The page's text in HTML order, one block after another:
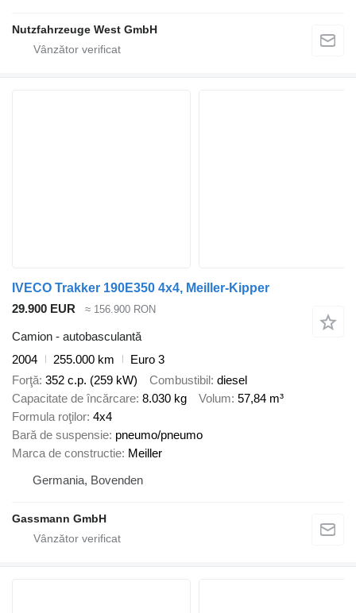
Nutzfahrzeuge West GmbH
IVECO Trakker 190E350 4x4, Meiller-Kipper
29.900 EUR
≈ 156.900 RON
Camion - autobasculantă
2004
255.000 km
Euro 3
Forţă 352 c.p. (259 kW) Combustibil diesel
Capacitate de încărcare 8.030 kg Volum 57,84 m³
Formula roţilor 4x4
Bară de suspensie pneumo/pneumo
Marca de constructie Meiller
Germania, Bovenden
Gassmann GmbH